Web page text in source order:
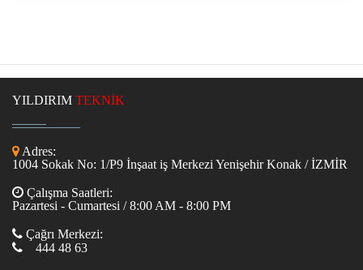
YILDIRIM TEKNİK
Adres:
1004 Sokak No: 1/P9 İnşaat iş Merkezi Yenişehir Konak / İZMİR
Çalışma Saatleri:
Pazartesi - Cumartesi / 8:00 AM - 8:00 PM
Çağrı Merkezi:
444 48 63